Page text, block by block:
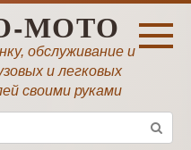
МОТО
обслуживание и
и легковых
своими руками